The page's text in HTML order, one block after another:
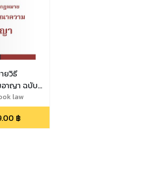
ยวิธี
าญา ฉบับ
law
฿